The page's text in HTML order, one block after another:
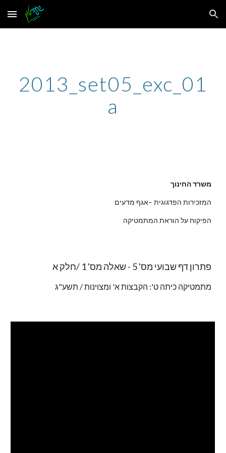
Skip to main content Skip to navigation
2013_set05_exc_01
a
משרד החינוך
המזכירות הפדגוגית –אגף מדעים
הפיקוח על הוראת המתמטיקה
פתרון דף שבועי מס' 5 - שאלה מס' 1 /חלק א
מתמטיקה כיתה ט': הקבצות א' ומצוינות / תשע"ג